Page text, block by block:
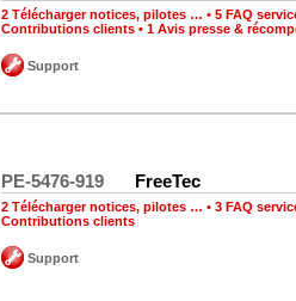
2 Télécharger notices, pilotes … • 5 FAQ
Contributions clients • 1 Avis presse &
Support
PE-5476-919 FreeTec
2 Télécharger notices, pilotes … • 3 FAQ
Contributions clients
Support